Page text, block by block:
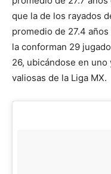
que la de los rayados
promedio de 27.4
la conforman 29
26, ubicándose en
valiosas de la Liga MX.